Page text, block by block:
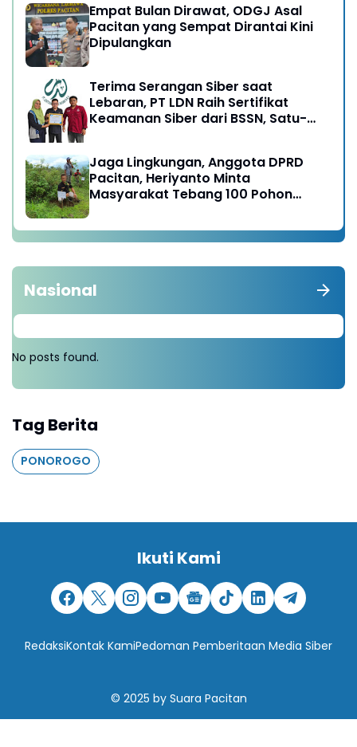
Empat Bulan Dirawat, ODGJ Asal
Pacitan yang Sempat Dirantai Kini
Dipulangkan
Terima Serangan Siber saat
Lebaran, PT LDN Raih Sertifikat
Keamanan Siber dari BSSN, Satu-
Jaga Lingkungan, Anggota DPRD
Pacitan, Heriyanto Minta
Masyarakat Tebang 100 Pohon
Nasional
No posts found.
Tag Berita
PONOROGO
Ikuti Kami
RedaksiKontak KamiPedoman Pemberitaan Media Siber
© 2025 by Suara Pacitan